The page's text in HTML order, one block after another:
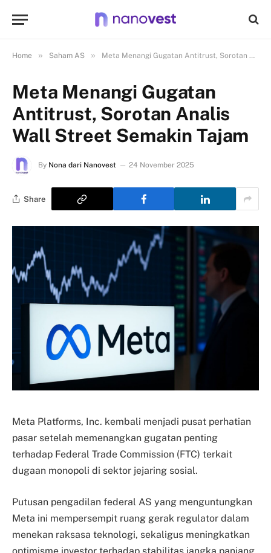
Home » Saham AS » Meta Menangi Gugatan Antitrust, Sorotan Analis Wall Street Semakin Tajam
Meta Menangi Gugatan
Antitrust, Sorotan Analis
Wall Street Semakin Tajam
By Nona dari Nanovest 24 November 2025
Share
Meta Platforms, Inc. kembali menjadi pusat perhatian
pasar setelah memenangkan gugatan penting
terhadap Federal Trade Commission (FTC) terkait
dugaan monopoli di sektor jejaring sosial.
Putusan pengadilan federal AS yang menguntungkan
Meta ini mempersempit ruang gerak regulator dalam
menekan raksasa teknologi, sekaligus meningkatkan
optimisme investor terhadap stabilitas jangka panjang